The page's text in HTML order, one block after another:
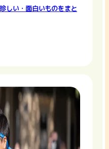
しい・面白いものをまと